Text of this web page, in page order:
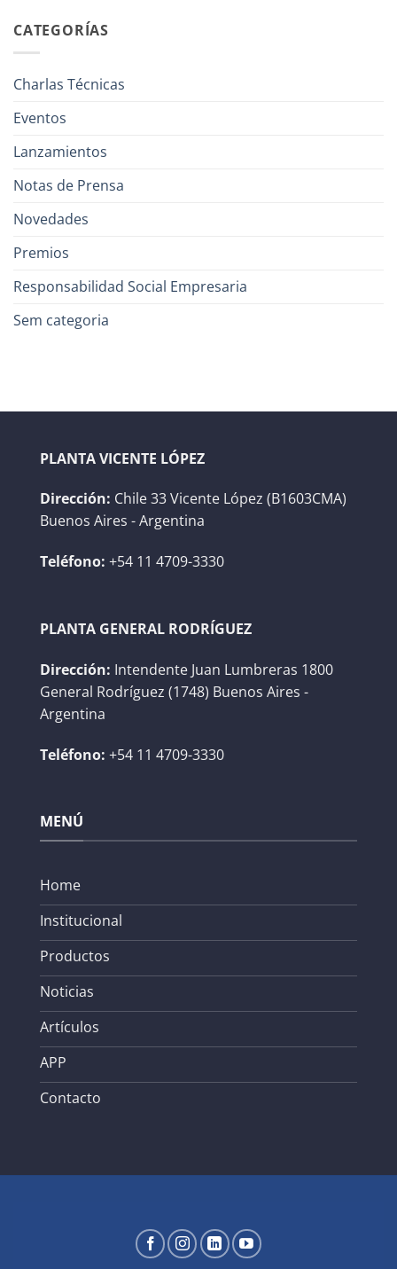
CATEGORÍAS
Charlas Técnicas
Eventos
Lanzamientos
Notas de Prensa
Novedades
Premios
Responsabilidad Social Empresaria
Sem categoria
PLANTA VICENTE LÓPEZ
Dirección: Chile 33 Vicente López (B1603CMA)
Buenos Aires - Argentina
Teléfono: +54 11 4709-3330
PLANTA GENERAL RODRÍGUEZ
Dirección: Intendente Juan Lumbreras 1800
General Rodríguez (1748) Buenos Aires -
Argentina
Teléfono: +54 11 4709-3330
MENÚ
Home
Institucional
Productos
Noticias
Artículos
APP
Contacto